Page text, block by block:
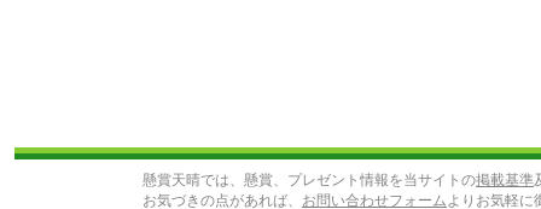
懸賞天晴では、懸賞、プレゼント情報を当サイトの掲載基準
お気づきの点があれば、 お問い合わせフォームよりお気軽に